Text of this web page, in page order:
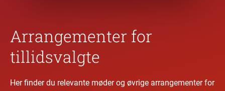
Arrangementer for
tillidsvalgte
Her finder du relevante møder og øvrige arrangementer for